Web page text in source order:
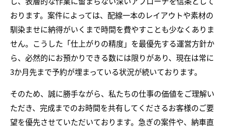
おります。案件によっては、配線一本のレイアウトや素材の
馴染ませに納得がいくまで時間を費やすことも少なくありま
せん。こうした「仕上がりの精度」を最優先する運営方針か
ら、必然的にお預かりできる数には限りがあり、現在は常に
3か月先まで予約が埋まっている状況が続いております。
そのため、誠に勝手ながら、私たちの仕事の価値をご理解い
ただき、完成までのお時間を共有してくださるお客様のご要
望を優先させていただいております。急ぎの案件や、納車直